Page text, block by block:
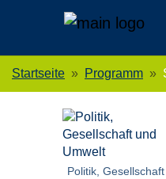
Startseite Programm
Politik, Gesellschaft